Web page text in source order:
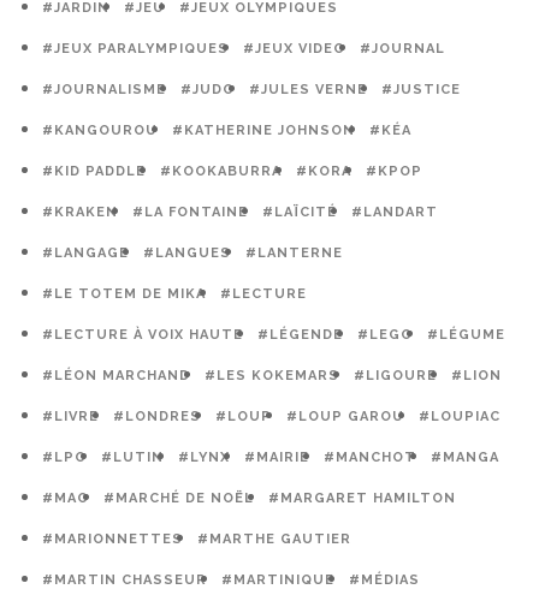
#JARDIN #JEU #JEUX OLYMPIQUES
#JEUX PARALYMPIQUES #JEUX VIDEO #JOURNAL
#JOURNALISME #JUDO #JULES VERNE #JUSTICE
#KANGOUROU #KATHERINE JOHNSON #KÉA
#KID PADDLE #KOOKABURRA #KORA #KPOP
#KRAKEN #LA FONTAINE #LAÏCITÉ #LANDART
#LANGAGE #LANGUES #LANTERNE
#LE TOTEM DE MIKA #LECTURE
#LECTURE À VOIX HAUTE #LÉGENDE #LEGO #LÉGUME
#LÉON MARCHAND #LES KOKEMARS #LIGOURE #LION
#LIVRE #LONDRES #LOUP #LOUP GAROU #LOUPIAC
#LPO #LUTIN #LYNX #MAIRIE #MANCHOT #MANGA
#MAO #MARCHÉ DE NOËL #MARGARET HAMILTON
#MARIONNETTES #MARTHE GAUTIER
#MARTIN CHASSEUR #MARTINIQUE #MÉDIAS